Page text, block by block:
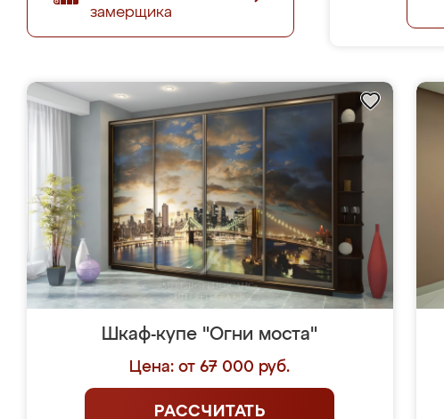
замерщика
Шкаф-купе "Огни моста"
Цена: от 67 000 руб.
РАССЧИТАТЬ